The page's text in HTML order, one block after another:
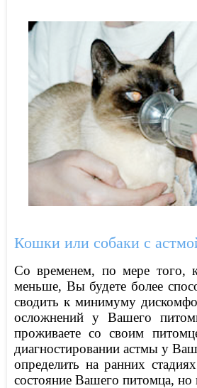
Кошки или собаки с
Со временем, по мере того,
меньше, Вы будете более
сводить к минимуму
осложнений у Вашего
проживаете со своим
диагностировании астмы у
определить на ранних
состояние Вашего питомца,